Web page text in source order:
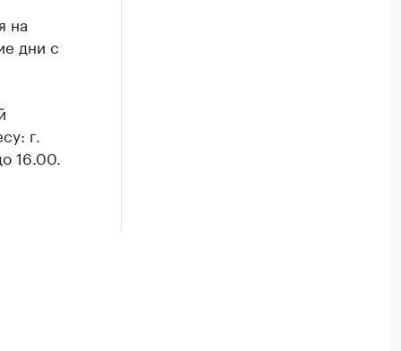
на
дни с
г.
16.00.